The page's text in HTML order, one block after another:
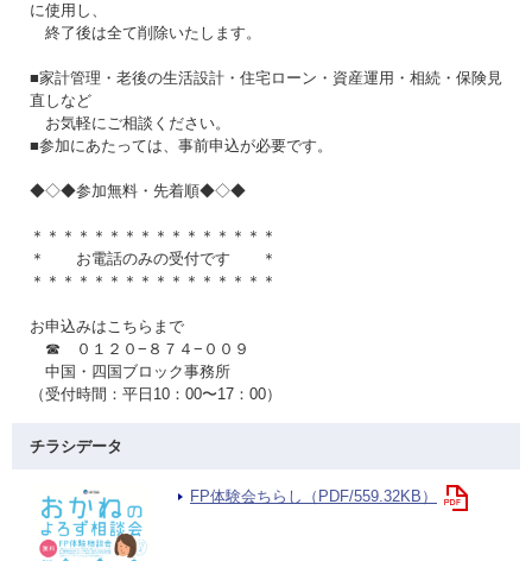
に使用し、
終了後は全て削除いたします。
■家計管理・老後の生活設計・住宅ローン・資産運用・相続・保険見
直しなど
お気軽にご相談ください。
■参加にあたっては、事前申込が必要です。
◆◇◆参加無料・先着順◆◇◆
＊＊＊＊＊＊＊＊＊＊＊＊＊＊＊＊
＊ お電話のみの受付です ＊
＊＊＊＊＊＊＊＊＊＊＊＊＊＊＊＊
お申込みはこちらまで
☎ ０１２０−８７４−００９
中国・四国ブロック事務所
（受付時間：平日10：00〜17：00）
チラシデータ
FP体験会ちらし（PDF/559.32KB）